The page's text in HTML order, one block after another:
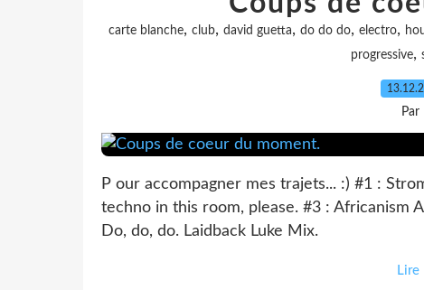
carte blanche, club, david guetta, do do do, electro,
progressive,
Par
P our accompagner mes trajets... :) #1 :
techno in this room, please. #3 : Africanism
Do, do, do. Laidback Luke Mix.
Lire